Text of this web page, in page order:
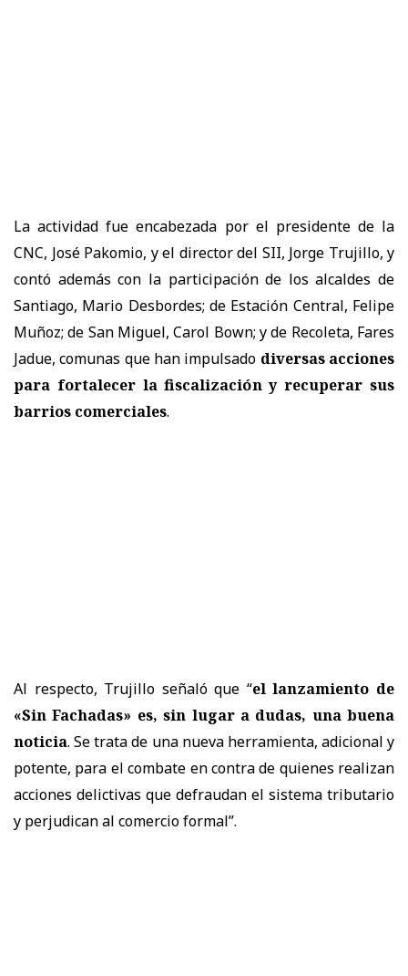
La actividad fue encabezada por el presidente de la
CNC, José Pakomio, y el director del SII, Jorge Trujillo, y
contó además con la participación de los alcaldes de
Santiago, Mario Desbordes; de Estación Central, Felipe
Muñoz; de San Miguel, Carol Bown; y de Recoleta, Fares
Jadue, comunas que han impulsado diversas acciones
para fortalecer la fiscalización y recuperar sus
barrios comerciales.
Al respecto, Trujillo señaló que “el lanzamiento de
«Sin Fachadas» es, sin lugar a dudas, una buena
noticia. Se trata de una nueva herramienta, adicional y
potente, para el combate en contra de quienes realizan
acciones delictivas que defraudan el sistema tributario
y perjudican al comercio formal”.